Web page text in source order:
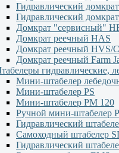
Гидравлический
Гидравлический
Домкрат "сервисный"
Домкрат реечный HAS
Домкрат реечный HVS/
Домкрат реечный Farm
гидравлические,
Мини-штабелер
Мини-штабелер PS
Мини-штабелер РМ 120
Ручной мини-штабелер
Гидравлический
Самоходный штабелер
Гидравлический